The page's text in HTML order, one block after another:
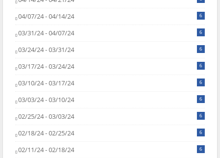
04/07/24 - 04/14/24 6
03/31/24 - 04/07/24 6
03/24/24 - 03/31/24 6
03/17/24 - 03/24/24 6
03/10/24 - 03/17/24 6
03/03/24 - 03/10/24 6
02/25/24 - 03/03/24 6
02/18/24 - 02/25/24 6
02/11/24 - 02/18/24 6